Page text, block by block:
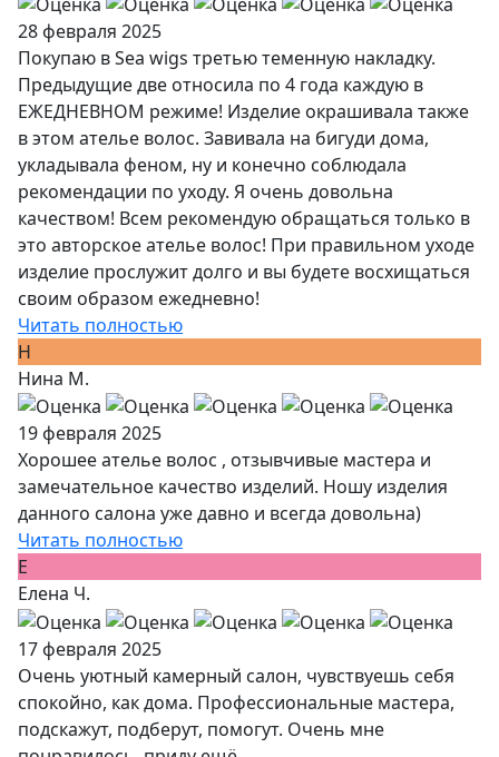
28 февраля 2025
Покупаю в Sea wigs третью теменную накладку.
Предыдущие две относила по 4 года каждую в
ЕЖЕДНЕВНОМ режиме! Изделие окрашивала также
в этом ателье волос. Завивала на бигуди дома,
укладывала феном, ну и конечно соблюдала
рекомендации по уходу. Я очень довольна
качеством! Всем рекомендую обращаться только в
это авторское ателье волос! При правильном уходе
изделие прослужит долго и вы будете восхищаться
своим образом ежедневно!
Читать полностью
Н
Нина М.
19 февраля 2025
Хорошее ателье волос , отзывчивые мастера и
замечательное качество изделий. Ношу изделия
данного салона уже давно и всегда довольна)
Читать полностью
Е
Елена Ч.
17 февраля 2025
Очень уютный камерный салон, чувствуешь себя
спокойно, как дома. Профессиональные мастера,
подскажут, подберут, помогут. Очень мне